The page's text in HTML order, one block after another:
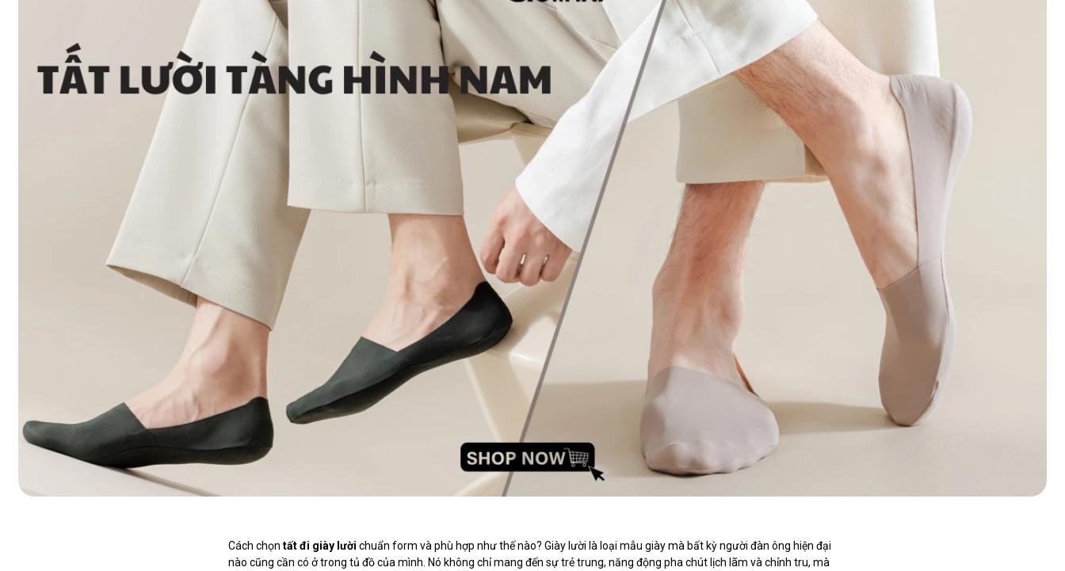
Cách chọn tất đi giày lười chuẩn form và phù hợp như thế nào? Giày lười là loại mẫu giày mà bất kỳ người đàn ông hiện đại
nào cũng cần có ở trong tủ đồ của mình. Nó không chỉ mang đến sự trẻ trung, năng động pha chút lịch lãm và chỉnh tru, mà